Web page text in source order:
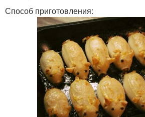
Способ приготовления: